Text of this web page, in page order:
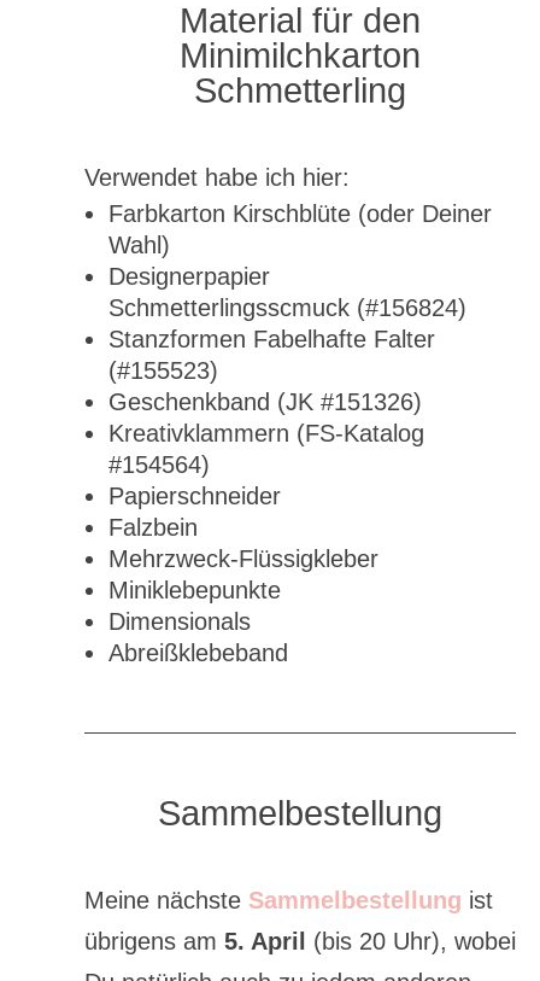
Material für den
Minimilchkarton
Schmetterling
Verwendet habe ich hier:
Farbkarton Kirschblüte (oder Deiner
Wahl)
Designerpapier
Schmetterlingsscmuck (#156824)
Stanzformen Fabelhafte Falter
(#155523)
Geschenkband (JK #151326)
Kreativklammern (FS-Katalog
#154564)
Papierschneider
Falzbein
Mehrzweck-Flüssigkleber
Miniklebepunkte
Dimensionals
Abreißklebeband
Sammelbestellung
Meine nächste Sammelbestellung ist
übrigens am 5. April (bis 20 Uhr), wobei